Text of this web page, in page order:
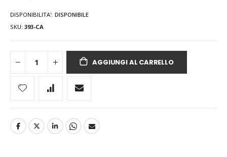
DISPONIBILITA': DISPONIBILE
SKU 393-CA
AGGIUNGI AL CARRELLO